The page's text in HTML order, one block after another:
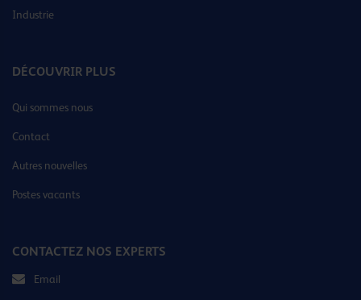
Industrie
DÉCOUVRIR PLUS
Qui sommes nous
Contact
Autres nouvelles
Postes vacants
CONTACTEZ NOS EXPERTS
Email